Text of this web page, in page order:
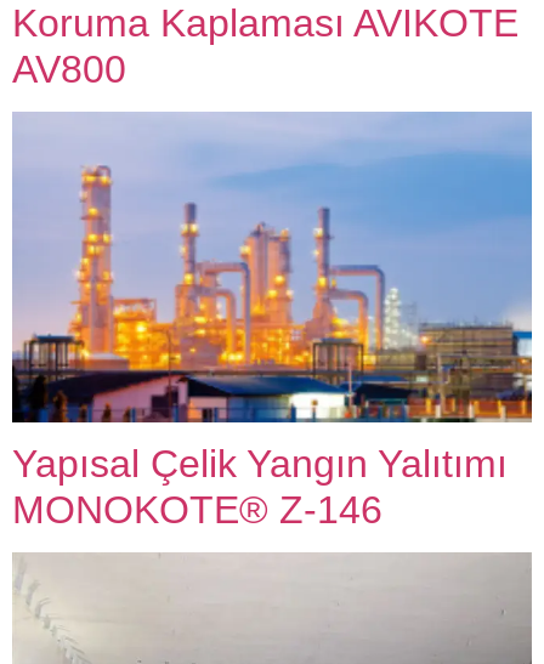
Koruma Kaplaması AVIKOTE
AV800
Yapısal Çelik Yangın Yalıtımı
MONOKOTE® Z-146